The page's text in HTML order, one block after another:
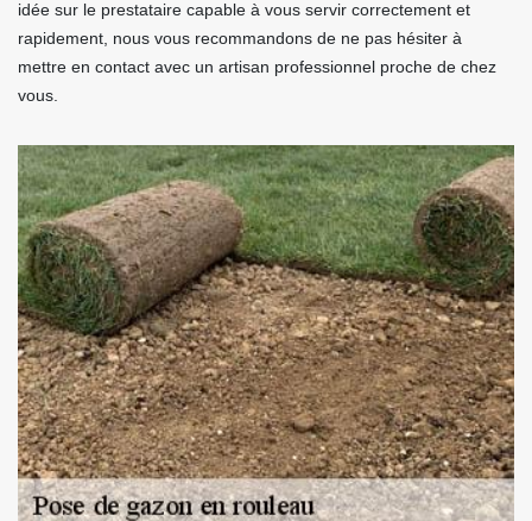
idée sur le prestataire capable à vous servir correctement et
rapidement, nous vous recommandons de ne pas hésiter à
mettre en contact avec un artisan professionnel proche de chez
vous.